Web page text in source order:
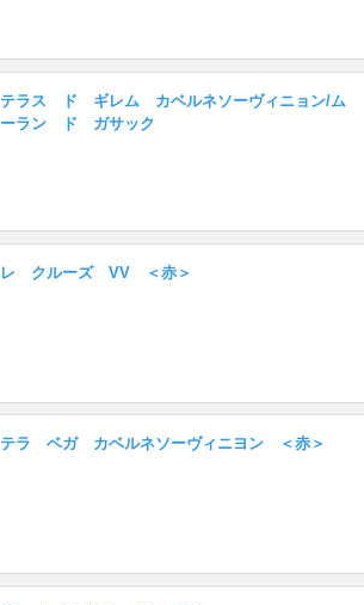
テラス ド ギレム カベルネソーヴィニョン/ム
ーラン ド ガサック
レ クルーズ VV ＜赤＞
テラ ベガ カベルネソーヴィニヨン ＜赤＞